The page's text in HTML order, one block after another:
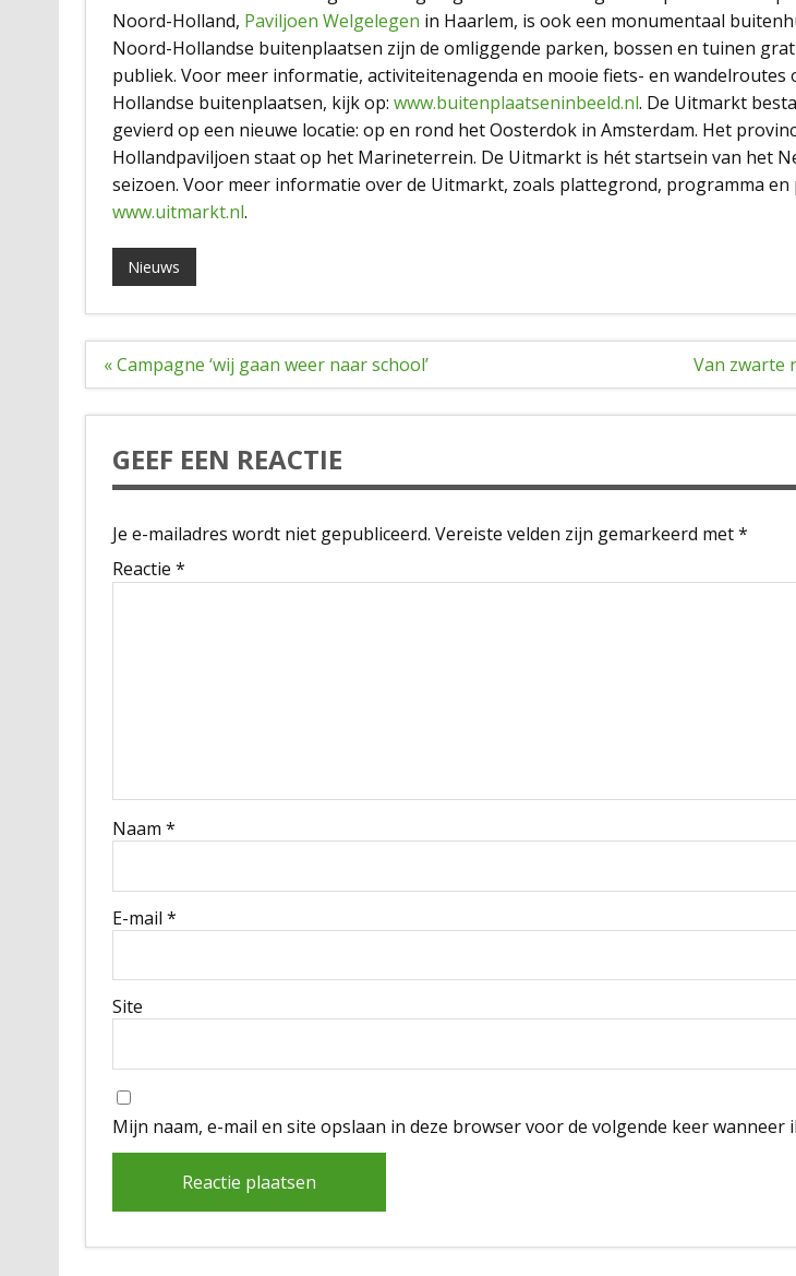
Noord-Holland, Paviljoen Welgelegen in Haarlem, is ook een monumentaal
Noord-Hollandse buitenplaatsen zijn de omliggende parken, bossen en tuinen
publiek. Voor meer informatie, activiteitenagenda en mooie fiets- en wandelroutes
Hollandse buitenplaatsen, kijk op: www.buitenplaatseninbeeld.nl. De Uitmarkt
gevierd op een nieuwe locatie: op en rond het Oosterdok in Amsterdam. Het
Hollandpaviljoen staat op het Marineterrein. De Uitmarkt is hét startsein van het
seizoen. Voor meer informatie over de Uitmarkt, zoals plattegrond, programma en
www.uitmarkt.nl.
Nieuws
Bericht
navigatie
« Campagne ‘wij gaan weer naar school’ Van zwarte
GEEF EEN REACTIE
Je e-mailadres wordt niet gepubliceerd. Vereiste velden zijn gemarkeerd met*
Reactie *
Naam *
E-mail *
Site
Mijn naam, e-mail en site opslaan in deze browser voor de volgende keer wanneer
Alternative: